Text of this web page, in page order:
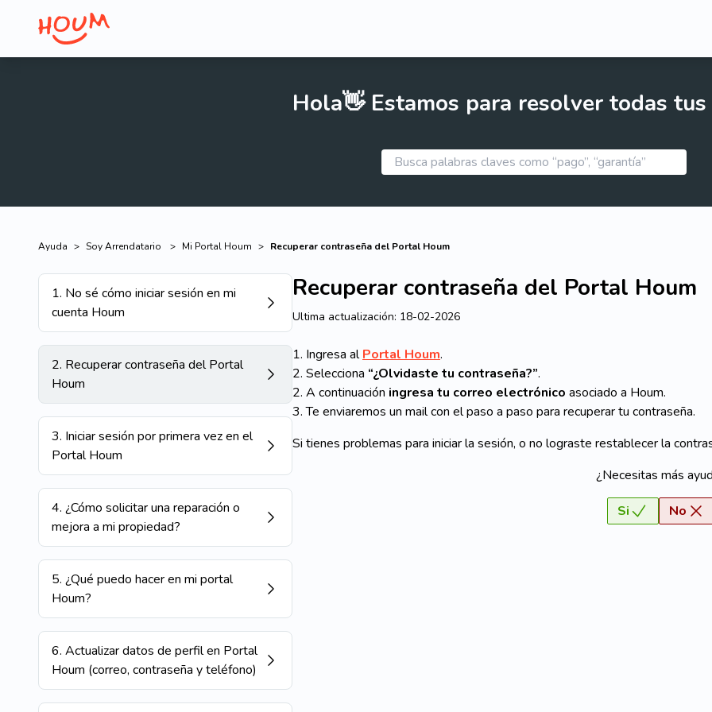
Hola👋 Estamos para resolver todas tus
Ayuda > Soy Arrendatario > Mi Portal Houm > Recuperar contraseña del Portal Houm
1. No sé cómo iniciar sesión en mi
cuenta Houm
2. Recuperar contraseña del Portal
Houm
3. Iniciar sesión por primera vez en el
Portal Houm
4. ¿Cómo solicitar una reparación o
mejora a mi propiedad?
5. ¿Qué puedo hacer en mi portal
Houm?
6. Actualizar datos de perfil en Portal
Houm (correo, contraseña y teléfono)
Recuperar contraseña del Portal Houm
Ultima actualización: 18-02-2026
1. Ingresa alPortal Houm.
2. Selecciona “¿Olvidaste tu contraseña?”.
2. A continuación ingresa tu correo electrónico asociado a Houm.
3. Te enviaremos un mail con el paso a paso para recuperar tu contraseña.
Si tienes problemas para iniciar la sesión, o no lograste restablecer la
¿Necesitas más
Si No